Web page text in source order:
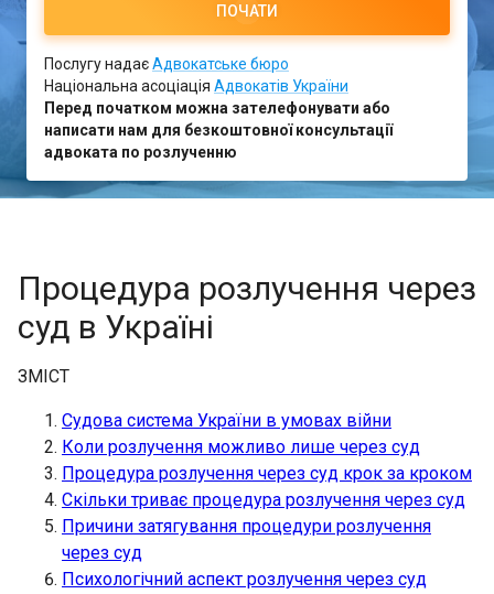
ПОЧАТИ
Послугу надаєАдвокатське бюро
Національна асоціація Адвокатів України
Перед початком можна зателефонувати або
написати нам для безкоштовної консультації
адвоката по розлученню
Процедура розлучення через
суд в Україні
ЗМІСТ
Судова система України в умовах війни
Коли розлучення можливо лише через суд
Процедура розлучення через суд крок за кроком
Скільки триває процедура розлучення через суд
Причини затягування процедури розлучення
через суд
Психологічний аспект розлучення через суд